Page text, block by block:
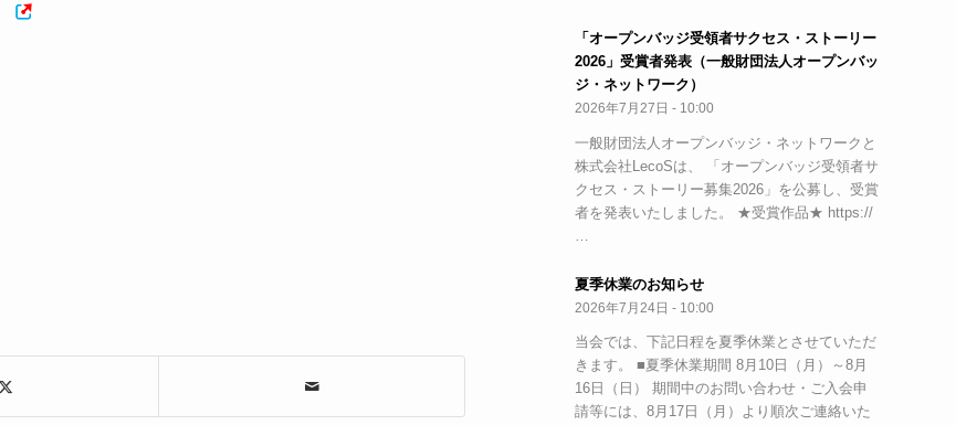
「オープンバッジ受領者サクセス・ストーリー
2026」受賞者発表（一般財団法人オープンバッ
ジ・ネットワーク）
2026年7月27日 - 10:00
一般財団法人オープンバッジ・ネットワークと
株式会社LecoSは、 「オープンバッジ受領者サ
クセス・ストーリー募集2026」を公募し、受賞
者を発表いたしました。 ★受賞作品★ https://
夏季休業のお知らせ
2026年7月24日 - 10:00
当会では、下記日程を夏季休業とさせていただ
きます。 ■夏季休業期間 8月10日（月）～8月
16日（日） 期間中のお問い合わせ・ご入会申
請等には、8月17日（月）より順次ご連絡いた